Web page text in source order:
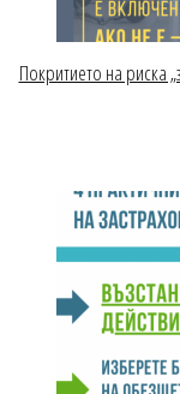
Покритието на риска